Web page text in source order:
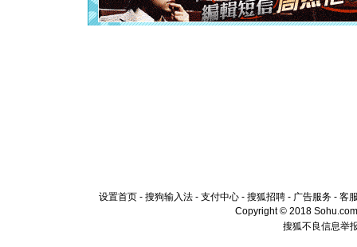
[元旦]当
泣，这痛
设置首页 - 搜狗输入法 - 支付中心 - 搜狐招聘 - 广告服务 - 客
Copyright © 2018
搜狐不良信息举